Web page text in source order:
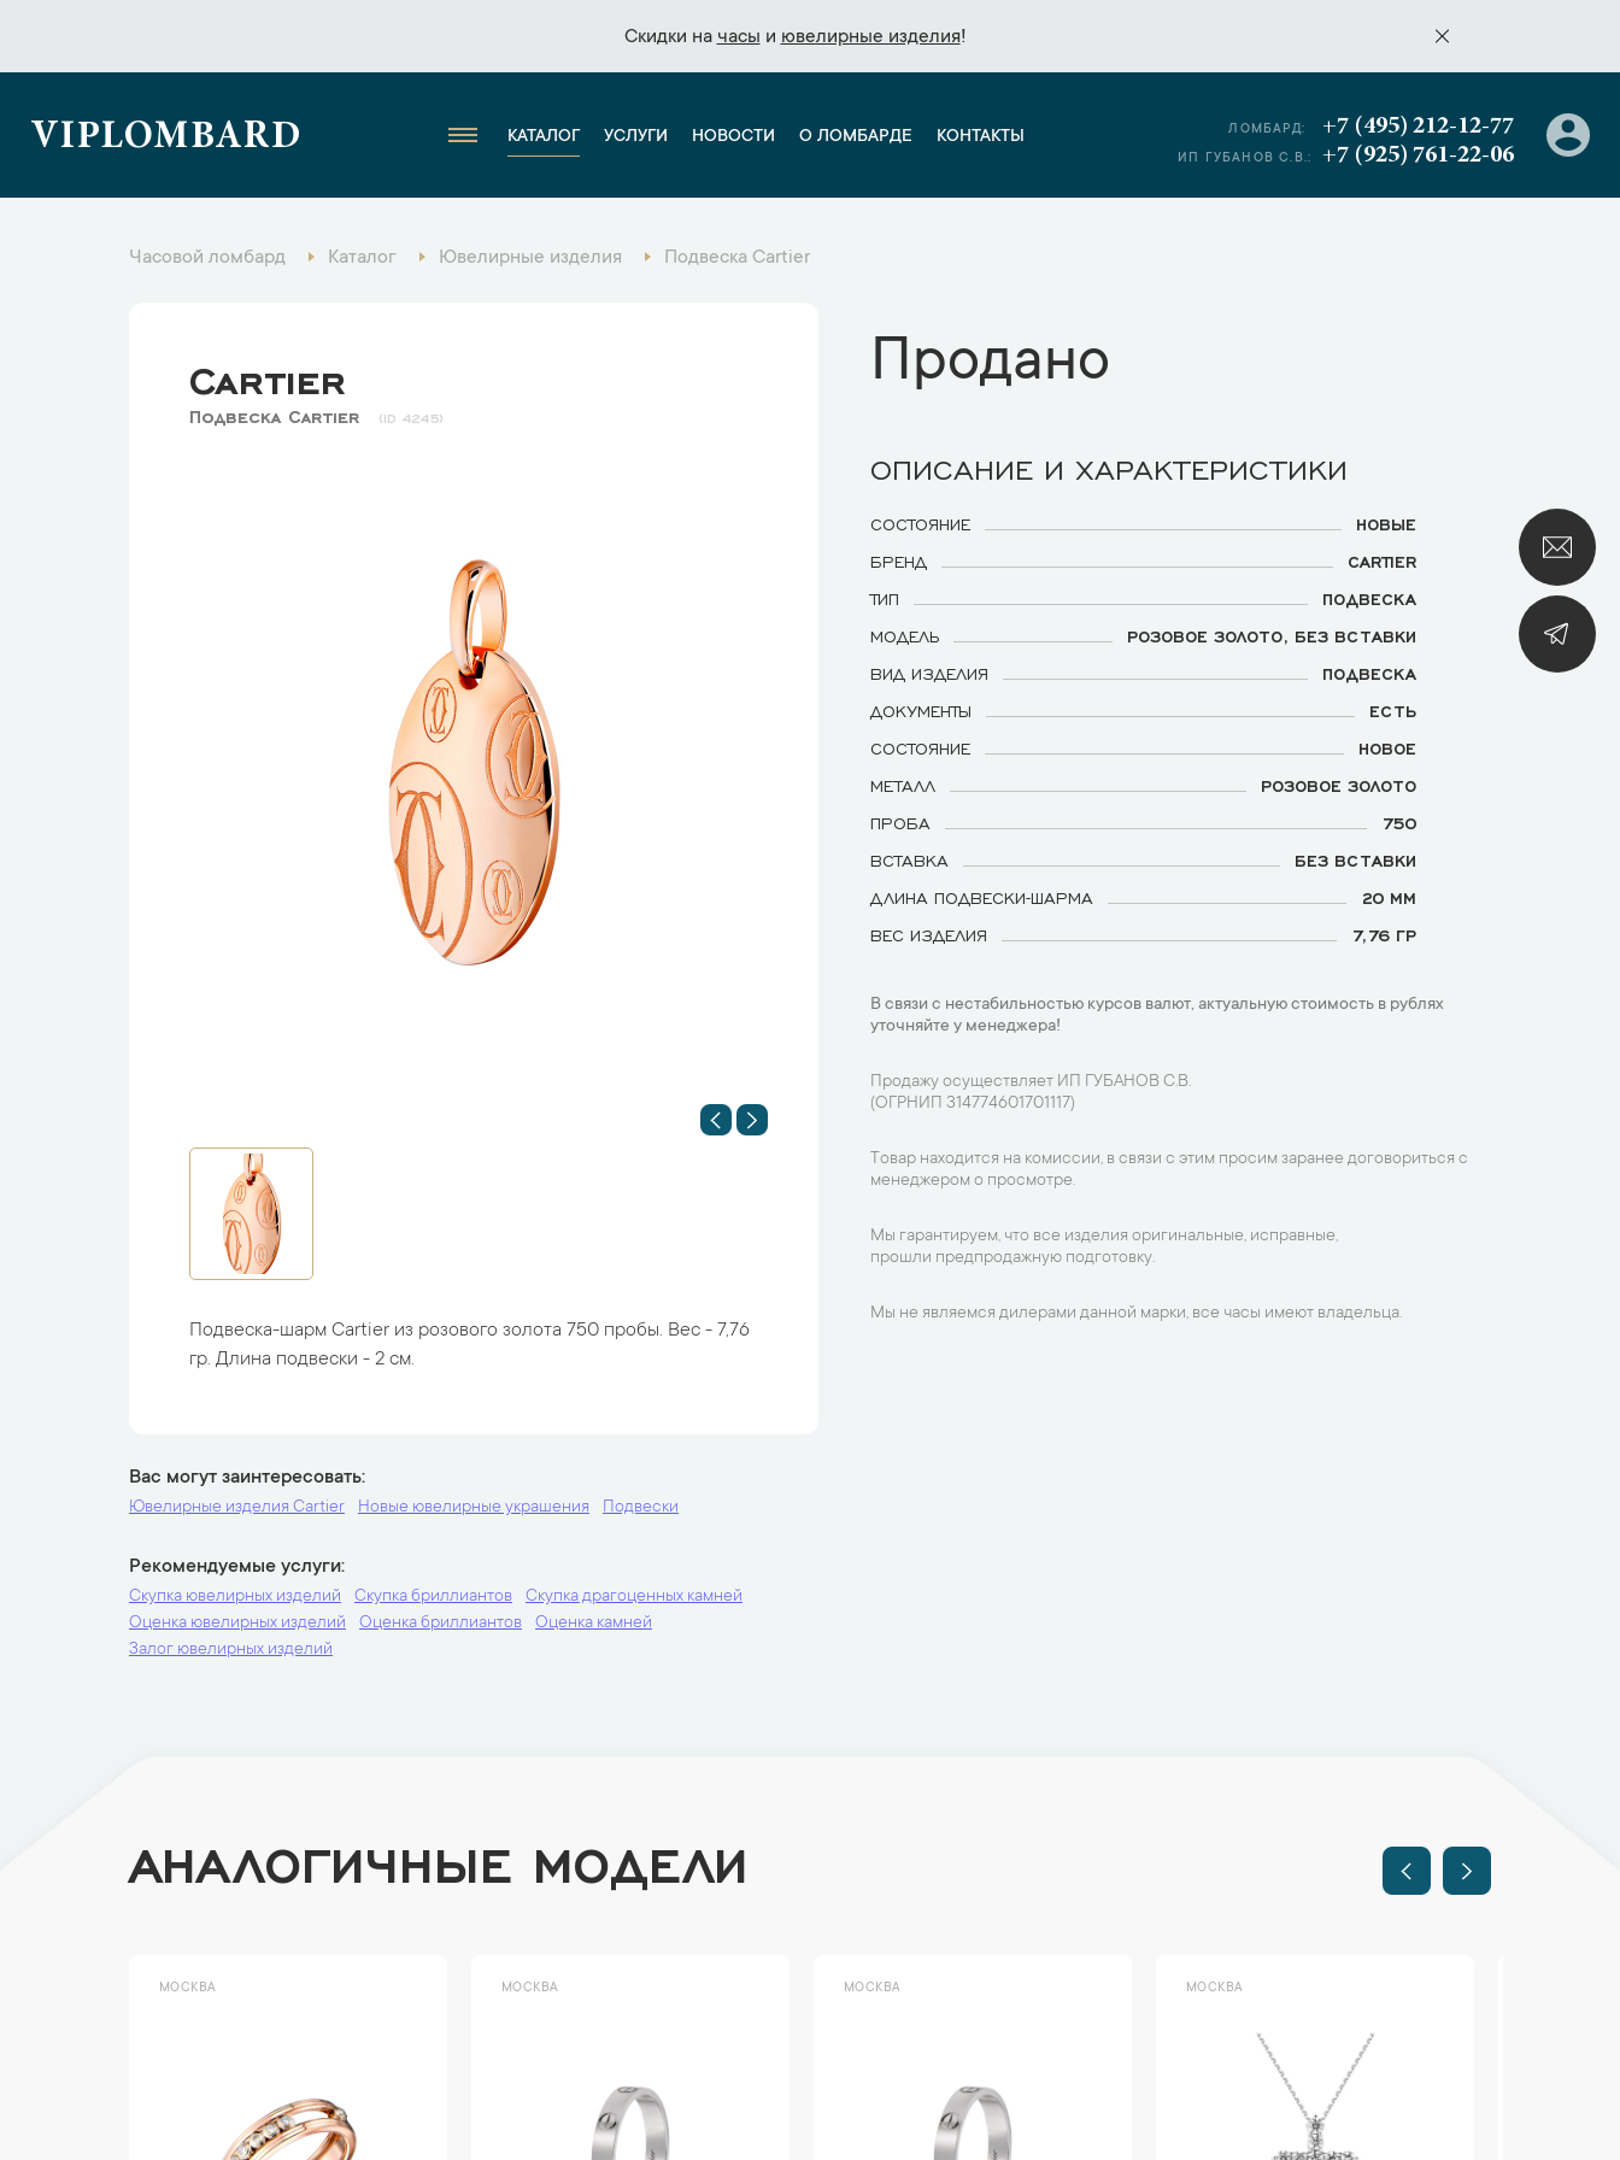
Скидки на часы и ювелирные изделия!
Скидки на часы и ювелирные изделия!
VIPLOMBARD КАТАЛОГ УСЛУГИ НОВОСТИ О ЛОМБАРДЕ КОНТАКТЫ ЛОМБАРД: +7 (495) 212-12-77
ИП ГУБАНОВ С.В.: +7 (925) 761-22-06
Часовой ломбард Каталог Ювелирные изделия Подвеска Cartier
Cartier
Подвеска Cartier 4245
Подвеска-шарм Cartier из розового золота 750 пробы. Вес - 7,76
гр. Длина подвески - 2 см.
Вас могут заинтересовать
Ювелирные изделия Cartier Новые ювелирные украшения Подвески
Рекомендуемые услуги
Скупка ювелирных изделий Скупка бриллиантов
Скупка драгоценных камней
Оценка ювелирных изделий
Оценка бриллиантов
Оценка камней
Залог ювелирных изделий
Продано
ОПИСАНИЕ И ХАРАКТЕРИСТИКИ
СОСТОЯНИЕ
НОВЫЕ
БРЕНД
CARTIER
ТИП
ПОДВЕСКА
МОДЕЛЬ
РОЗОВОЕ ЗОЛОТО, БЕЗ ВСТАВКИ
ВИД ИЗДЕЛИЯ
ПОДВЕСКА
ДОКУМЕНТЫ
ЕСТЬ
СОСТОЯНИЕ
НОВОЕ
МЕТАЛЛ
РОЗОВОЕ ЗОЛОТО
ПРОБА
750
ВСТАВКА
БЕЗ ВСТАВКИ
ДЛИНА ПОДВЕСКИ-ШАРМА
20 ММ
ВЕС ИЗДЕЛИЯ
7,76 ГР
В связи с нестабильностью курсов валют, актуальную стоимость в рублях
уточняйте у менеджера!
Продажу осуществляет ИП ГУБАНОВ С.В.
(ОГРНИП 314774601701117)
Товар находится на комиссии, в связи с этим просим заранее договориться с
менеджером о просмотре.
Мы гарантируем, что все изделия оригинальные, исправные,
прошли предпродажную подготовку.
Мы не являемся дилерами данной марки, все часы имеют владельца.
АНАЛОГИЧНЫЕ МОДЕЛИ
МОСКВА МОСКВА МОСКВА МОСКВА